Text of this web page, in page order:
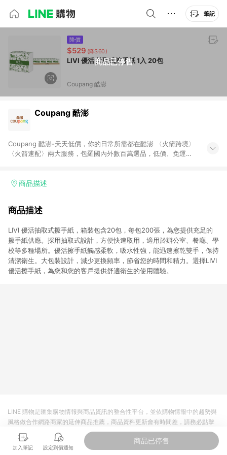
筆記
商品已停售
降價
$529 (降$60)
LIVI 優活 抽取式擦手紙 1入 20包
Coupang 酷澎
Coupang 酷澎
Coupang 酷澎-天天低價，你的日常所需都在酷澎 〈火箭跨境〉
〈火箭速配〉兩大服務，包羅國內外數百萬選品，低價、免運，
加入WOW會員告別湊免運，火箭速配、火箭跨境優質選品不限金
商品描述
商品描述
LIVI 優活抽取式擦手紙，箱裝包含20包，每包200張，為您提供充足的
擦手紙供應。採用抽取式設計，方便快速取用，適用於辦公室、餐廳、學
校等多種場所。優活擦手紙觸感柔軟，吸水性強，能迅速擦乾雙手，保持
清潔衛生。大包裝設計，減少更換頻率，節省您的時間和精力。選擇LIVI
優活擦手紙，為您和您的客戶提供舒適衛生的使用體驗。
加入筆記 設定到價通知
商品已停售
LINE 購物是匯集購物情報與商品資訊的整合性平台，並依購物情報中的趨勢與
風格做合作網路商家的延伸商品推薦，商品資料更新會有時間差，請務必點擊
商品至各合作網路商家，確認現售價與購物條件，一切資訊以合作廠商網頁為
準。